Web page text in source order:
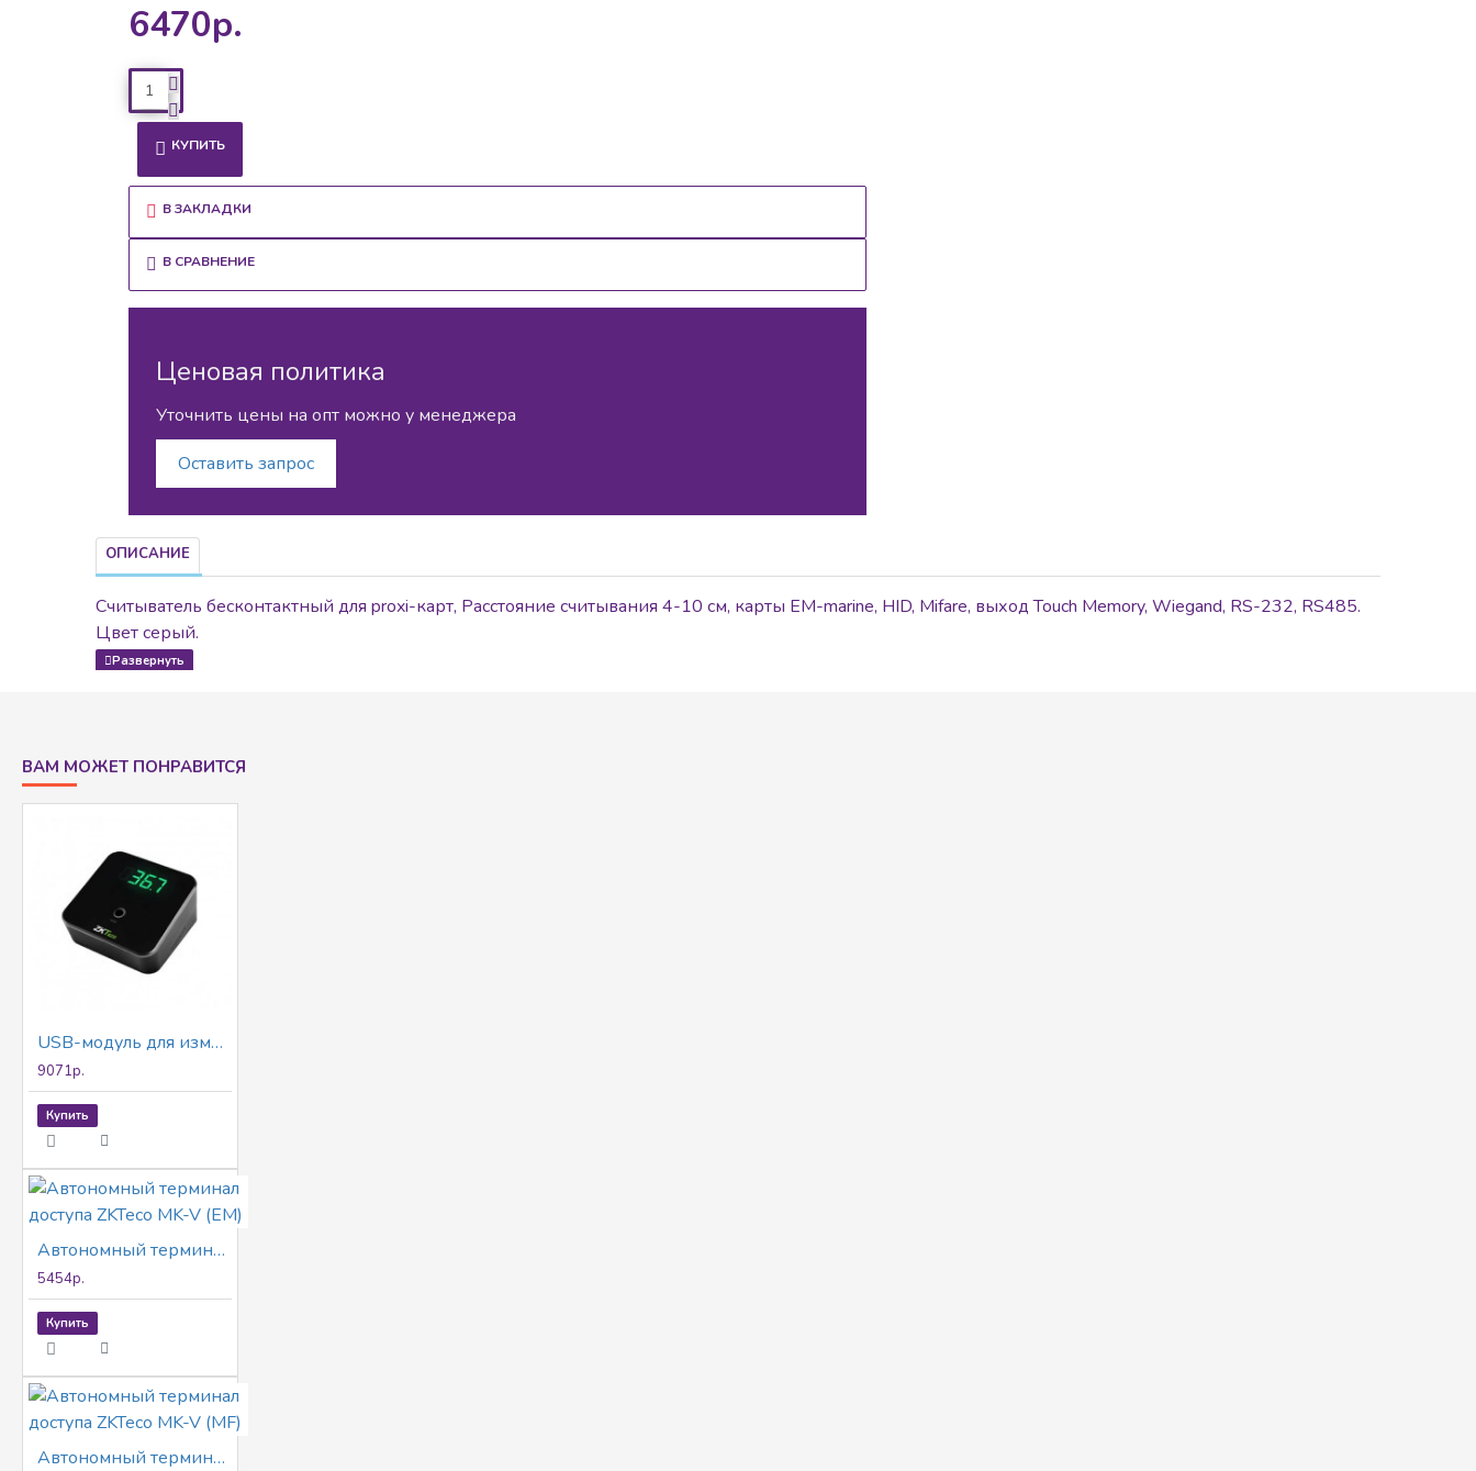
6470р.
КУПИТЬ
В ЗАКЛАДКИ
В СРАВНЕНИЕ
Ценовая политика
Уточнить цены на опт можно у менеджера
Оставить запрос
ОПИСАНИЕ
Считыватель бесконтактный для proxi-карт, Расстояние считывания 4-10 см, карты EM-marine, HID, Mifare, выход Touch Memory, Wiegand, RS-232, RS485.
Цвет серый.
ВАМ МОЖЕТ ПОНРАВИТСЯ
USB-модуль для измерения температуры ZKTeco TDM95E
9071р.
Купить
Автономный терминал доступа ZKTeco MK-V (EM)
5454р.
Купить
Автономный терминал доступа ZKTeco MK-V (MF)